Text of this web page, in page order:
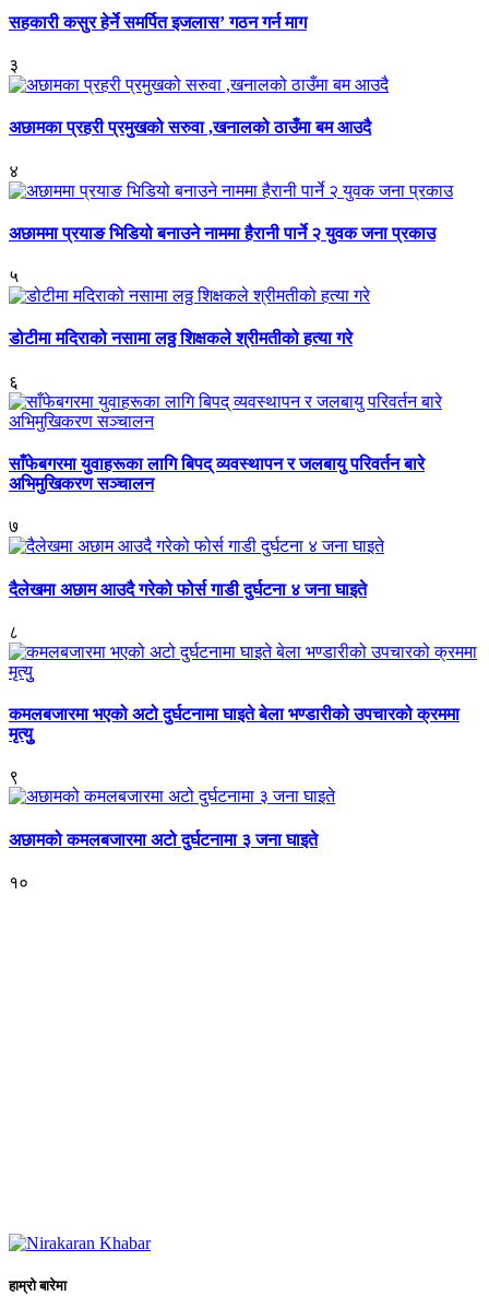
सहकारी कसुर हेर्ने समर्पित इजलास’ गठन गर्न माग
३
अछामका प्रहरी प्रमुखको सरुवा ,खनालको ठाउँमा बम आउदै
४
अछाममा प्रयाङ भिडियो बनाउने नाममा हैरानी पार्ने २ युवक जना प्रकाउ
५
डोटीमा मदिराको नसामा लठ्ठ शिक्षकले श्रीमतीको हत्या गरे
६
साँफेबगरमा युवाहरूका लागि बिपद् व्यवस्थापन र जलबायु परिवर्तन बारे
अभिमुखिकरण सञ्चालन
७
दैलेखमा अछाम आउदै गरेको फोर्स गाडी दुर्घटना ४ जना घाइते
८
कमलबजारमा भएको अटो दुर्घटनामा घाइते बेला भण्डारीको उपचारको क्रममा
मृत्युु
९
अछामको कमलबजारमा अटो दुर्घटनामा ३ जना घाइते
१०
हाम्रो बारेमा